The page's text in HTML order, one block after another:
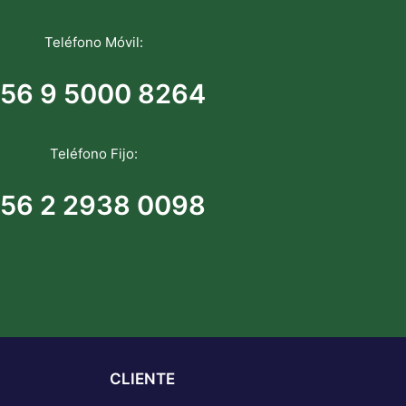
Teléfono Móvil:
9 5000 8264
Teléfono Fijo:
2 2938 0098
CLIENTE